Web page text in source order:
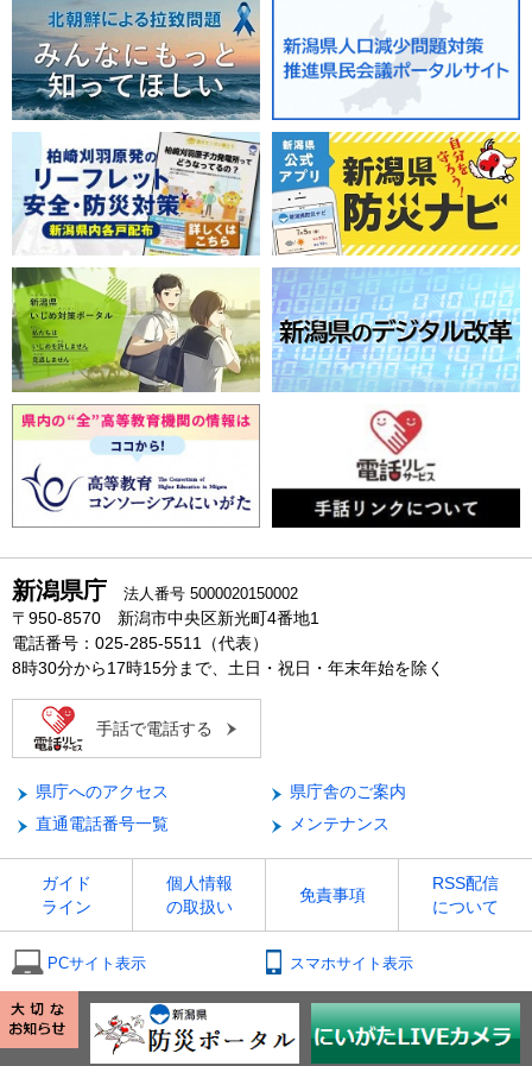
新潟県庁 法人番号 5000020150002
〒950-8570 新潟市中央区新光町4番地1
電話番号：025-285-5511（代表）
8時30分から17時15分まで、土日・祝日・年末年始を除く
手話で電話する
県庁へのアクセス
県庁舎のご案内
直通電話番号一覧
メンテナンス
ガイド
ライン
個人情報
の取扱い
免責事項
RSS配信
について
PCサイト表示 スマホサイト表示